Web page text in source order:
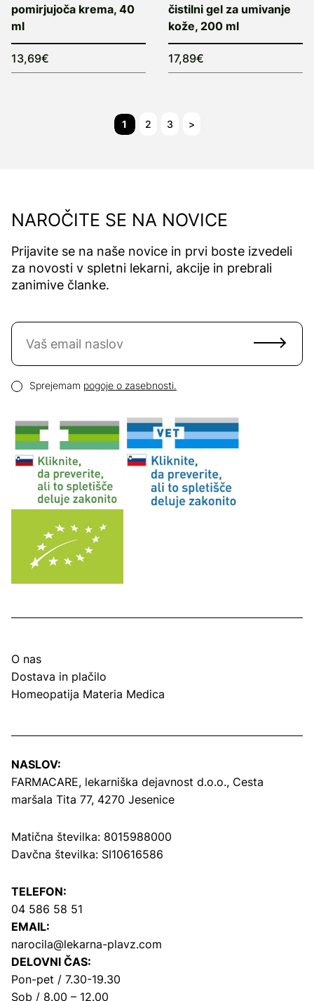
pomirjujoča krema, 40
ml
13,69€
čistilni gel za umivanje
kože, 200 ml
17,89€
1 2 3 >
NAROČITE SE NA NOVICE
Prijavite se na naše novice in prvi boste izvedeli
za novosti v spletni lekarni, akcije in prebrali
zanimive članke.
Naročite se na novice
Pogoji zasebnosti
Sprejemam pogoje o zasebnosti.
O nas
Dostava in plačilo
Homeopatija Materia Medica
NASLOV:
FARMACARE, lekarniška dejavnost d.o.o., Cesta
maršala Tita 77, 4270 Jesenice
Matična številka: 8015988000
Davčna številka: SI10616586
TELEFON:
04 586 58 51
EMAIL:
narocila@lekarna-plavz.com
DELOVNI ČAS:
Pon-pet / 7.30-19.30
Sob / 8.00 – 12.00